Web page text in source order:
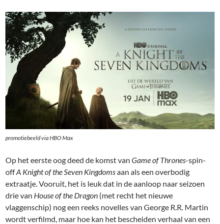
promotiebeeld via HBO Max
Op het eerste oog deed de komst vanGame of Thrones-spin-
offA Knight of the Seven Kingdomsaan als een overbodig
extraatje. Vooruit, het is leuk dat in de aanloop naar seizoen
drie van House of the Dragon (met recht het nieuwe
vlaggenschip) nog een reeks novelles van George R.R. Martin
wordt verfilmd, maar hoe kan het bescheiden verhaal van een